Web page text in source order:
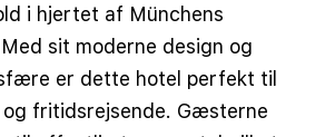
i hjertet af Münchens
sit moderne design og
er dette hotel perfekt til
fritidsrejsende. Gæsterne